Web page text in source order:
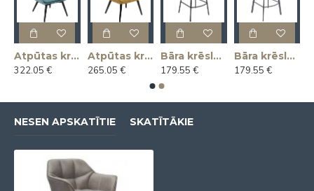
Atpūtas krēsls MAGNUS
322.05 €
Atpūtas krēsls MARIUS
265.05 €
Bāra krēsls ANDRE
179.55 €
Bāra krēsls ANDRE
179.55 €
NESEN APSKATĪTIE SKATĪTĀKIE